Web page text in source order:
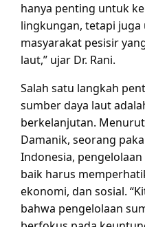
hanya penting untuk
lingkungan, tetapi
masyarakat pesisir
laut,” ujar Dr. Rani.
Salah satu langkah
sumber daya laut
berkelanjutan.
Damanik, seorang
Indonesia,
baik harus
ekonomi, dan sosial.
bahwa pengelolaan